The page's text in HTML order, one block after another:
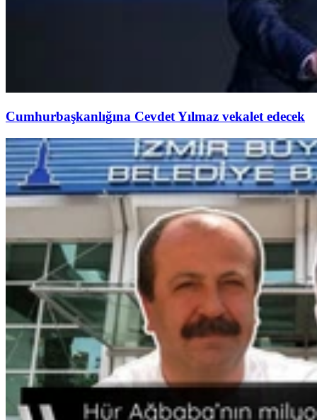
Cumhurbaşkanlığına Cevdet Yılmaz vekalet edecek